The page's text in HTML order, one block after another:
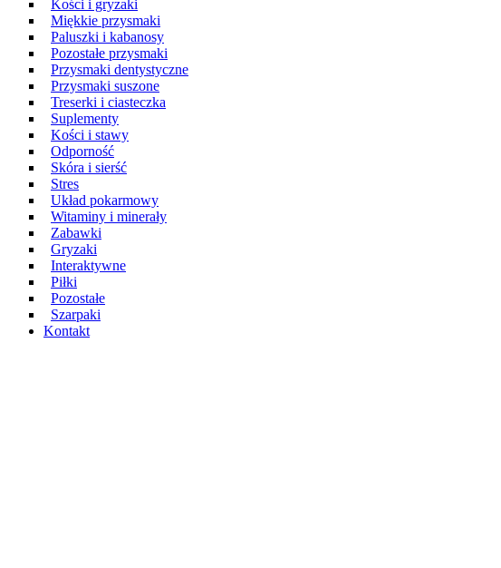
Kości i gryzaki
Miękkie przysmaki
Paluszki i kabanosy
Pozostałe przysmaki
Przysmaki dentystyczne
Przysmaki suszone
Treserki i ciasteczka
Suplementy
Kości i stawy
Odporność
Skóra i sierść
Stres
Układ pokarmowy
Witaminy i minerały
Zabawki
Gryzaki
Interaktywne
Piłki
Pozostałe
Szarpaki
Kontakt